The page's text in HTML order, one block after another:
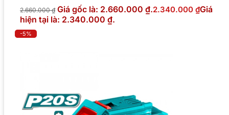
2.660.000₫ Giá gốc là: 2.660.000 ₫.2.340.000 ₫Giá
hiện tại là: 2.340.000 ₫.
-5%